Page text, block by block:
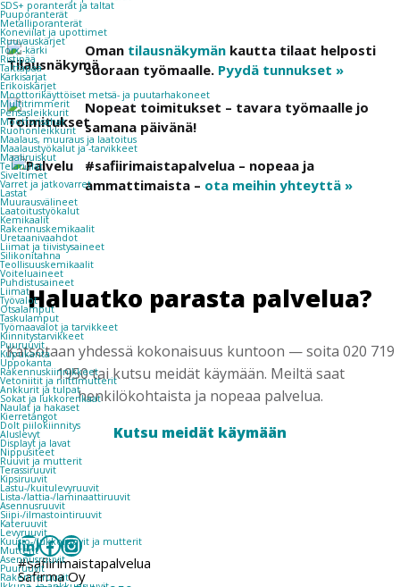
SDS+ poranterät ja taltat
Puuporanterät
Metalliporanterät
Koneviilat ja upottimet
Ruuvauskärjet
Torx -kärki
Ristipää
Talttapää
Kärkisarjat
Erikoiskärjet
Moottorikäyttöiset metsä- ja puutarhakoneet
Multitrimmerit
Pensasleikkurit
Moottorisahat
Ruohonleikkurit
Maalaus, muuraus ja laatoitus
Maalaustyökalut ja -tarvikkeet
Maaliruiskut
Telarullat
Siveltimet
Varret ja jatkovarret
Lastat
Muurausvälineet
Laatoitustyökalut
Kemikaalit
Rakennuskemikaalit
Uretaanivaahdot
Liimat ja tiivistysaineet
Silikonitahna
Teollisuuskemikaalit
Voiteluaineet
Puhdistusaineet
Liimat
Työvalot
Otsalamput
Taskulamput
Työmaavalot ja tarvikkeet
Kiinnitys­tarvikkeet
Puuruuvit
Kupukanta
Uppokanta
Rakennuskiinnikkeet
Vetoniitit ja niittimutterit
Ankkurit ja tulpat
Sokat ja lukkorenkaat
Naulat ja hakaset
Kierretangot
Dolt piilokiinnitys
Aluslevyt
Displayt ja lavat
Nippusiteet
Ruuvit ja mutterit
Terassiruuvit
Kipsiruuvit
Lastu-/kuitulevyruuvit
Lista-/lattia-/laminaattiruuvit
Asennusruuvit
Siipi-/ilmastointiruuvit
Kateruuvit
Levyruuvit
Kuusio-/lukkoruuvit ja mutterit
Mutterit
Asennusruuvit
Puuruuvit
Rakenneruuvit
Oman tilausnäkymän kautta tilaat helposti
suoraan työmaalle. Pyydä tunnukset »
Nopeat toimitukset – tavara työmaalle jo
samana päivänä!
#safiirimaistapalvelua – nopeaa ja
ammattimaista – ota meihin yhteyttä »
Haluatko parasta palvelua?
Katsotaan yhdessä kokonaisuus kuntoon — soita 020 719
1950 tai kutsu meidät käymään. Meiltä saat
henkilökohtaista ja nopeaa palvelua.
Kutsu meidät käymään
LinkedIn
Facebook
Instagram
#safiirimaistapalvelua
Safirma Oy